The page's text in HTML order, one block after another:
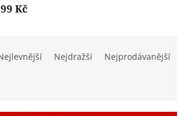
Kč
Nejdražší Nejprodávanější